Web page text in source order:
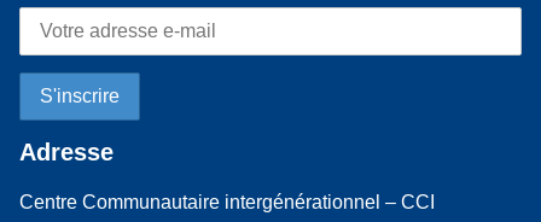
Adresse
Centre Communautaire intergénérationnel – CCI